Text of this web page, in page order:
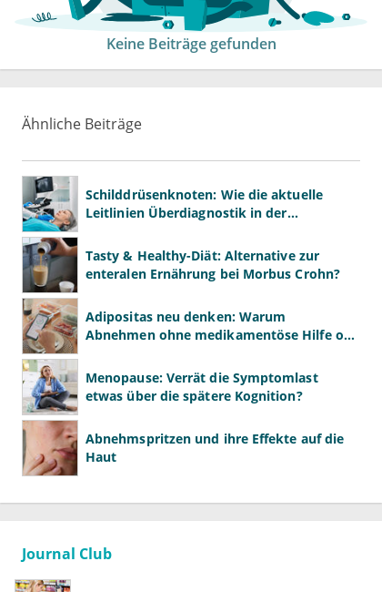
Keine Beiträge gefunden
Ähnliche Beiträge
Schilddrüsenknoten: Wie die aktuelle
Leitlinien Überdiagnostik in der
Tasty & Healthy-Diät: Alternative zur
enteralen Ernährung bei Morbus Crohn?
Adipositas neu denken: Warum
Abnehmen ohne medikamentöse Hilfe oft
Menopause: Verrät die Symptomlast
etwas über die spätere Kognition?
Abnehmspritzen und ihre Effekte auf die
Haut
Journal Club